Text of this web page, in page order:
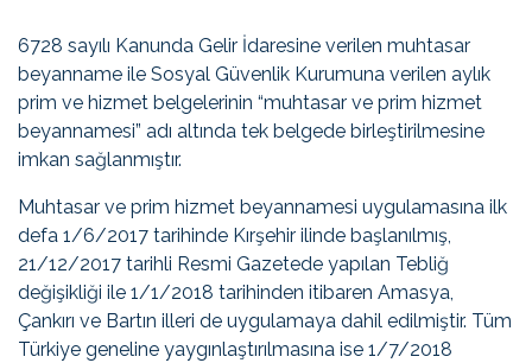
6728 sayılı Kanunda Gelir İdaresine verilen muhtasar
beyanname ile Sosyal Güvenlik Kurumuna verilen aylık
prim ve hizmet belgelerinin “muhtasar ve prim hizmet
beyannamesi” adı altında tek belgede birleştirilmesine
imkan sağlanmıştır.
Muhtasar ve prim hizmet beyannamesi uygulamasına ilk
defa 1/6/2017 tarihinde Kırşehir ilinde başlanılmış,
21/12/2017 tarihli Resmi Gazetede yapılan Tebliğ
değişikliği ile 1/1/2018 tarihinden itibaren Amasya,
Çankırı ve Bartın illeri de uygulamaya dahil edilmiştir. Tüm
Türkiye geneline yaygınlaştırılmasına ise 1/7/2018